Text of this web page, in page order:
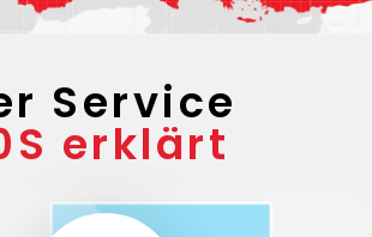
Service
erklärt